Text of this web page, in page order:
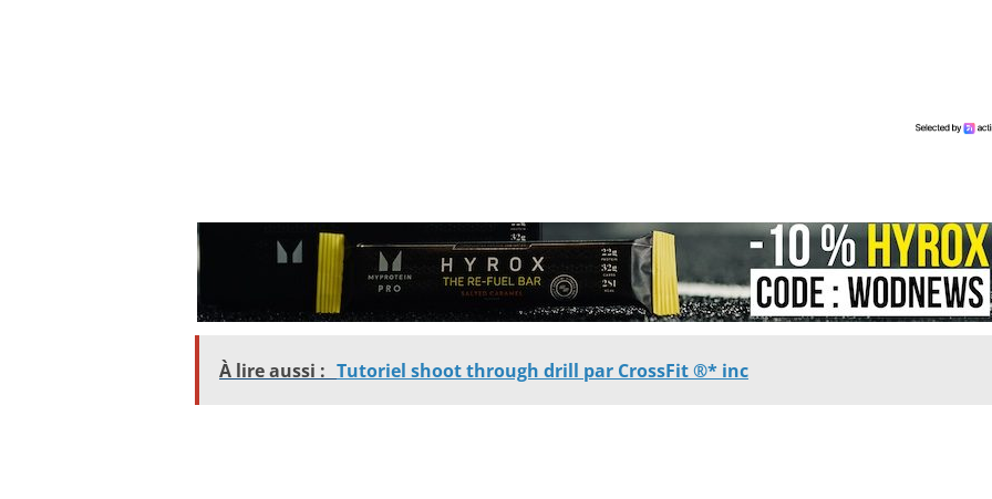
À lire aussi : Tutoriel shoot through drill par CrossFit ®* inc